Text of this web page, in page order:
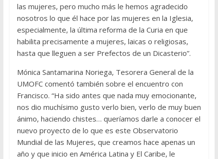
las mujeres, pero mucho más le hemos agradecido
nosotros lo que él hace por las mujeres en la Iglesia,
especialmente, la última reforma de la Curia en que
habilita precisamente a mujeres, laicas o religiosas,
hasta que lleguen a ser Prefectos de un Dicasterio”.
Mónica Santamarina Noriega, Tesorera General de la
UMOFC comentó también sobre el encuentro con
Francisco. “Ha sido antes que nada muy emocionante,
nos dio muchísimo gusto verlo bien, verlo de muy buen
ánimo, haciendo chistes… queríamos darle a conocer el
nuevo proyecto de lo que es este Observatorio
Mundial de las Mujeres, que creamos hace apenas un
año y que inicio en América Latina y El Caribe, le